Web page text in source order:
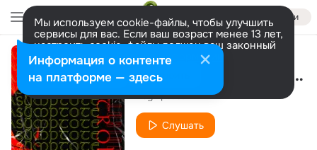
Войти
Мы используем cookie-файлы, чтобы улучшить
сервисы для вас. Если ваш возраст менее 13 лет,
настроить cookie-файлы должен ваш законный
представитель. Больше информации
Разрешить все Настроить Acid Mountains (Original Mix)
Asymptote
Слушать
Информация о контенте
на платформе — здесь